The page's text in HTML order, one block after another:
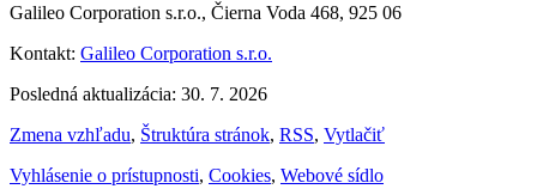
Galileo Corporation s.r.o., Čierna Voda 468, 925 06
Kontakt: Galileo Corporation s.r.o.
Posledná aktualizácia: 30. 7. 2026
Zmena vzhľadu, Štruktúra stránok, RSS, Vytlačiť
Vyhlásenie o prístupnosti, Cookies, Webové sídlo